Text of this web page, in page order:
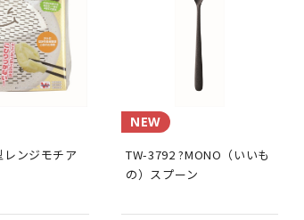
レンジモチア
NEW
TW-3792 ?MONO（いいも
の）スプーン